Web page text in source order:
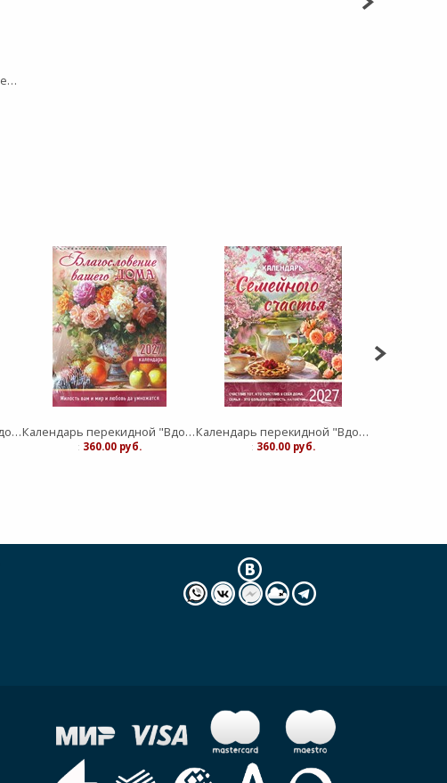
Евангелие от Луки. На греческом языке с подстрочным переводом на русский язык
Календарь перекидной "Вдохновение" Бог есть любовь 25Х35 Календарь перекидной "Вдохновение" Благословение дома 25Х35
: 360.00 руб.
Календарь перекидной "Вдохновение" Семейное счастье 25Х35
: 360.00 руб.